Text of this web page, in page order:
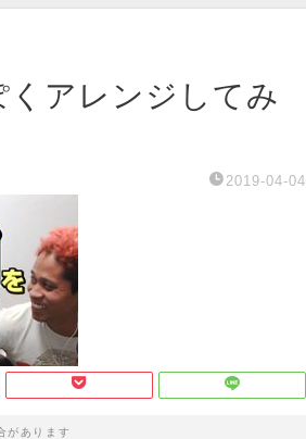
アレンジしてみ
2019-04-04
があります